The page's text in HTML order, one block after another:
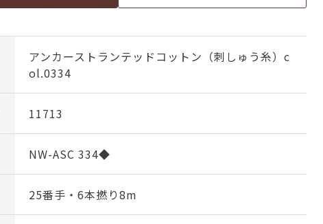
アンカーストランテッドコットン（刺しゅう糸）c
ol.0334
11713
NW-ASC 334◆
25番手・6本撚り8m